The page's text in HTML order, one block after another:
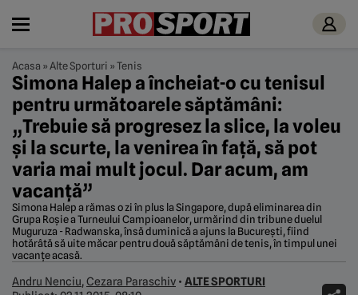
Acasa »Alte Sporturi »Tenis
Simona Halep a încheiat-o cu tenisul
pentru următoarele săptămâni:
„Trebuie să progresez la slice, la voleu
și la scurte, la venirea în față, să pot
varia mai mult jocul. Dar acum, am
vacanță”
Simona Halep a rămas o zi în plus la Singapore, după eliminarea din
Grupa Roșie a Turneului Campioanelor, urmărind din tribune duelul
Muguruza - Radwanska, însă duminică a ajuns la București, fiind
hotărâtă să uite măcar pentru două săptămâni de tenis, în timpul unei
vacanțe acasă.
Andru Nenciu,Cezara Paraschiv • ALTE SPORTURI